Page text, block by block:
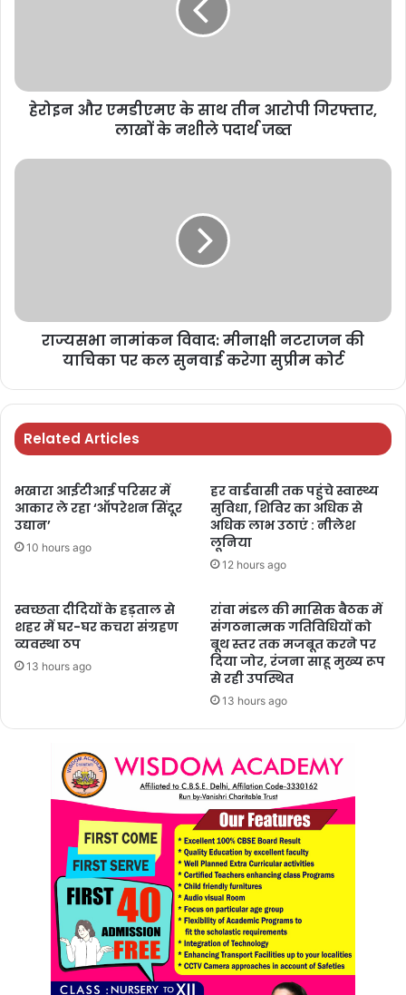
हेरोइन और एमडीएमए के साथ तीन आरोपी गिरफ्तार,
लाखों के नशीले पदार्थ जब्त
राज्यसभा नामांकन विवाद: मीनाक्षी नटराजन की
याचिका पर कल सुनवाई करेगा सुप्रीम कोर्ट
Related Articles
भखारा आईटीआई परिसर में
आकार ले रहा ‘ऑपरेशन सिंदूर
उद्यान’
10 hours ago
हर वार्डवासी तक पहुंचे स्वास्थ्य
सुविधा, शिविर का अधिक से
अधिक लाभ उठाएं : नीलेश
लूनिया
12 hours ago
स्वच्छता दीदियों के हड़ताल से
शहर में घर-घर कचरा संग्रहण
व्यवस्था ठप
13 hours ago
रांवा मंडल की मासिक बैठक में
संगठनात्मक गतिविधियों को
बूथ स्तर तक मजबूत करने पर
दिया जोर, रंजना साहू मुख्य रूप
से रही उपस्थित
13 hours ago